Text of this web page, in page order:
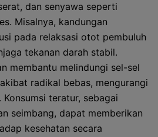
dan senyawa seperti
Misalnya, kandungan
pada relaksasi otot pembuluh
tekanan darah stabil.
membantu melindungi sel-sel
radikal bebas, mengurangi
teratur, sebagai
seimbang, dapat memberikan
kesehatan secara